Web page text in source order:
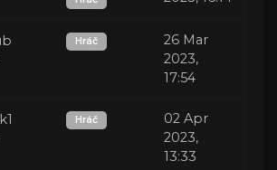
Hráč
26 Mar
2023,
17:54
Hráč
02 Apr
2023,
13:33